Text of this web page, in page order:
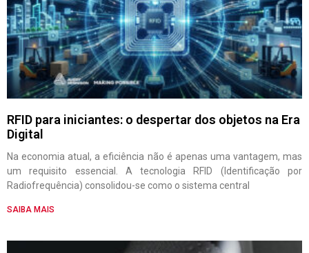
RFID para iniciantes: o despertar dos objetos na Era
Digital
Na economia atual, a eficiência não é apenas uma vantagem, mas
um requisito essencial. A tecnologia RFID (Identificação por
Radiofrequência) consolidou-se como o sistema central
SAIBA MAIS